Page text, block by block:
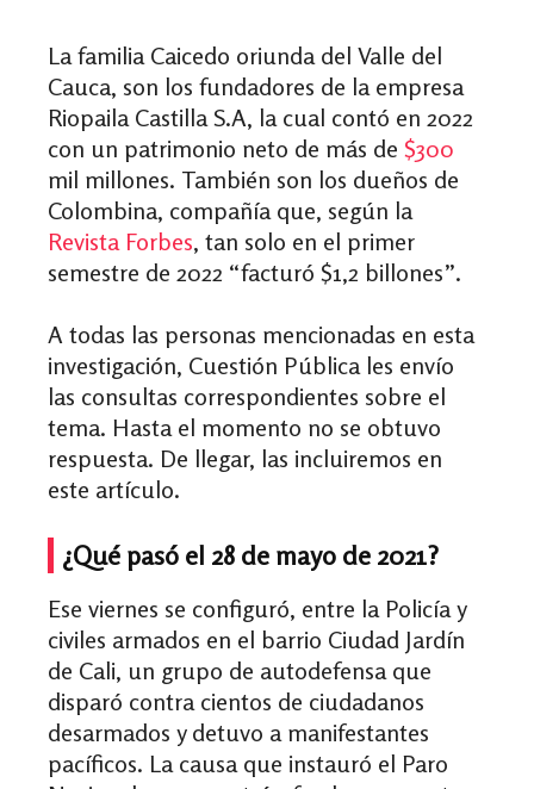
La familia Caicedo oriunda del Valle del
Cauca, son los fundadores de la empresa
Riopaila Castilla S.A, la cual contó en 2022
con un patrimonio neto de más de $300
mil millones. También son los dueños de
Colombina, compañía que, según la
Revista Forbes, tan solo en el primer
semestre de 2022 “facturó $1,2 billones”.
A todas las personas mencionadas en esta
investigación, Cuestión Pública les envío
las consultas correspondientes sobre el
tema. Hasta el momento no se obtuvo
respuesta. De llegar, las incluiremos en
este artículo.
¿Qué pasó el 28 de mayo de 2021?
Ese viernes se configuró, entre la Policía y
civiles armados en el barrio Ciudad Jardín
de Cali, un grupo de autodefensa que
disparó contra cientos de ciudadanos
desarmados y detuvo a manifestantes
pacíficos. La causa que instauró el Paro